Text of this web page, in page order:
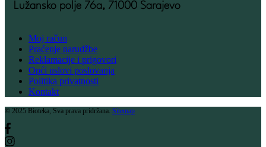
Lužansko polje 76a, 71000 Sarajevo
Moj račun
Praćenje narudžbe
Reklamacije i prigovori
Opći uslovi poslovanja
Politika privatnosti
Kontakt
© 2025 Bioteka, Sva prava pridržana. Sitemap